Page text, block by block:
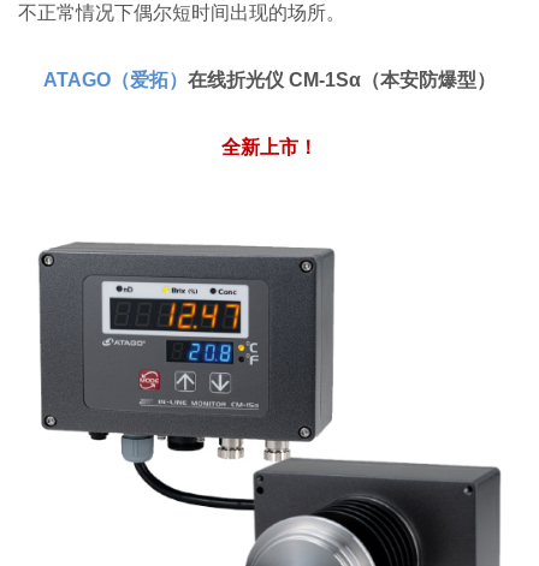
不正常情况下偶尔短时间出现的场所。
ATAGO（爱拓） 在线折光仪 CM-1Sα（本安防爆型）
全新上市！